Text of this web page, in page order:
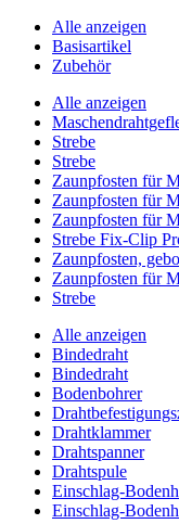
Alle anzeigen
Basisartikel
Zubehör
Alle anzeigen
Strebe
Strebe
Zaunpfosten für
Zaunpfosten für
Zaunpfosten für
Strebe Fix-Clip
Zaunpfosten,
Zaunpfosten für
Strebe
Alle anzeigen
Bindedraht
Bindedraht
Bodenbohrer
Drahtklammer
Drahtspanner
Drahtspule
Einschlag-
Einschlag-